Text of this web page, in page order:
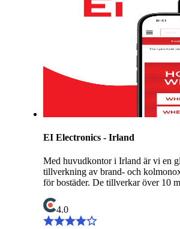
EI Electronics - Irland
Med huvudkontor i Irland är vi en
tillverkning av brand- och
för bostäder. De tillverkar över 10
4.0